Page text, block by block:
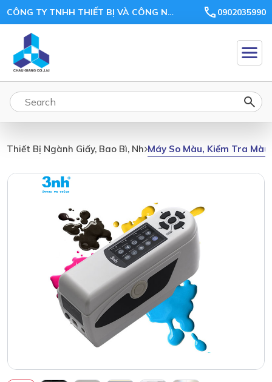
CÔNG TY TNHH THIẾT BỊ VÀ CÔNG NGHỆ CHÂU GIANG 0902035990
Thiết Bị Ngành Giấy, Bao Bì, Nhựa, GỗMáy So Màu, Kiểm Tra Màu